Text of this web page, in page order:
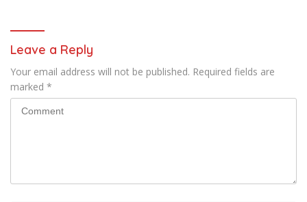
Leave a Reply
Your email address will not be published. Required fields are
marked *